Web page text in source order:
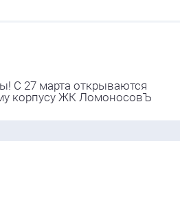
С 27 марта открываются
корпусу ЖК ЛомоносовЪ